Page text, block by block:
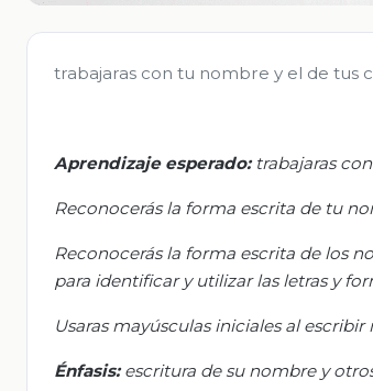
trabajaras con tu nombre y el de tus
Aprendizaje esperado: trabajaras
Reconocerás la forma escrita de tu
Reconocerás la forma escrita de los
para identificar y utilizar las letras y
Usaras mayúsculas iniciales al
Énfasis: escritura de su nombre y